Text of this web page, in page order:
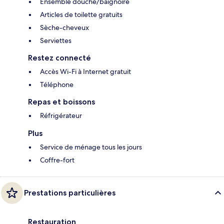
Articles de toilette gratuits
Sèche-cheveux
Serviettes
Restez connecté
Accès Wi-Fi à Internet gratuit
Téléphone
Repas et boissons
Réfrigérateur
Plus
Service de ménage tous les jours
Coffre-fort
Prestations particulières
Restauration